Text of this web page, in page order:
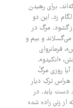
برای رهیدن
زد. این دو
گشود. مرگ در
می‌گسلاند و بیم و
فرمانروای
«انکیدو»،
روزی مرگْ
هراس ترکِ دیار
دست یابد. در
زنی زاده شده